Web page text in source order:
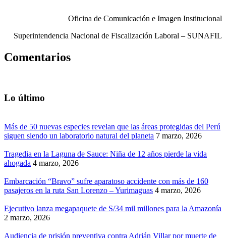
Oficina de Comunicación e Imagen Institucional
Superintendencia Nacional de Fiscalización Laboral – SUNAFIL
Comentarios
Lo último
Más de 50 nuevas especies revelan que las áreas protegidas del Perú
siguen siendo un laboratorio natural del planeta 7 marzo, 2026
Tragedia en la Laguna de Sauce: Niña de 12 años pierde la vida
ahogada 4 marzo, 2026
Embarcación “Bravo” sufre aparatoso accidente con más de 160
pasajeros en la ruta San Lorenzo – Yurimaguas 4 marzo, 2026
Ejecutivo lanza megapaquete de S/34 mil millones para la Amazonía
2 marzo, 2026
Audiencia de prisión preventiva contra Adrián Villar por muerte de